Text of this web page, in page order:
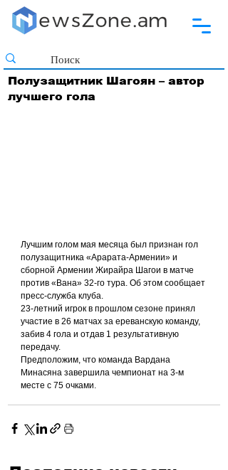
Полузащитник Шагоян – автор
лучшего гола
Лучшим голом мая месяца был признан гол
полузащитника «Арарата-Армении» и
сборной Армении Жирайра Шагои в матче
против «Вана» 32-го тура. Об этом сообщает
пресс-служба клуба.
23-летний игрок в прошлом сезоне принял
участие в 26 матчах за ереванскую команду,
забив 4 гола и отдав 1 результативную
передачу.
Предположим, что команда Вардана
Минасяна завершила чемпионат на 3-м
месте с 75 очками.